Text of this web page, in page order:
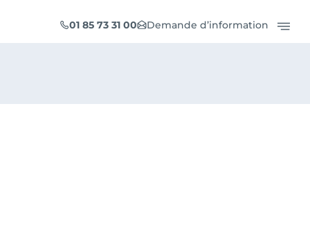
01 85 73 31 00 Demande d’information